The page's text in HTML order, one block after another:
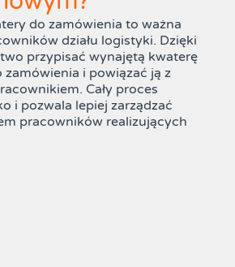
do zamówienia to ważna
działu logistyki. Dzięki
przypisać wynajętą kwaterę
i powiązać ją z
Cały proces
i pozwala lepiej zarządzać
pracowników realizujących